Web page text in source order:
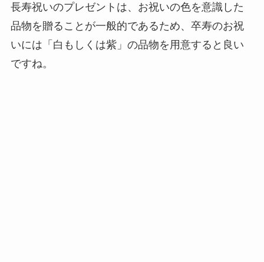
長寿祝いのプレゼントは、お祝いの色を意識した
品物を贈ることが一般的であるため、卒寿のお祝
いには「白もしくは紫」の品物を用意すると良い
ですね。